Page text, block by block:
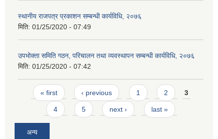
स्थानीय राजपत्र प्रकाशन सम्बन्धी कार्यविधि, २०७६
मिति: 01/25/2020 - 07:49
उपभोक्ता समिति गठन, परिचालन तथा व्यवस्थापन सम्बन्धी कार्यविधि, २०७६
मिति: 01/25/2020 - 07:42
Pages
« first ‹ previous 1 2 3
4 5 next › last »
अन्य